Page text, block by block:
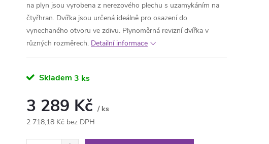
na plyn jsou vyrobena z nerezového plechu s uzamykáním na
čtyřhran. Dvířka jsou určená ideálně pro osazení do
vynechaného otvoru ve zdivu. Plynoměrná revizní dvířka v
různých rozměrech. Detailní informace
Skladem 3 ks
3 289 Kč / ks
2 718,18 Kč bez DPH